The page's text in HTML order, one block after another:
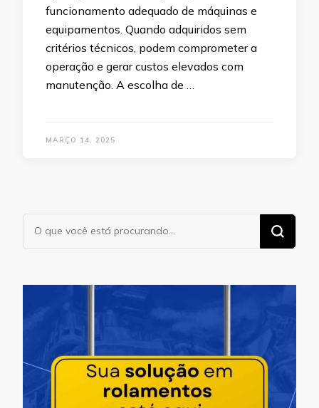
funcionamento adequado de máquinas e
equipamentos. Quando adquiridos sem
critérios técnicos, podem comprometer a
operação e gerar custos elevados com
manutenção. A escolha de …
MARÇO 14, 2025
Procurando
algo?